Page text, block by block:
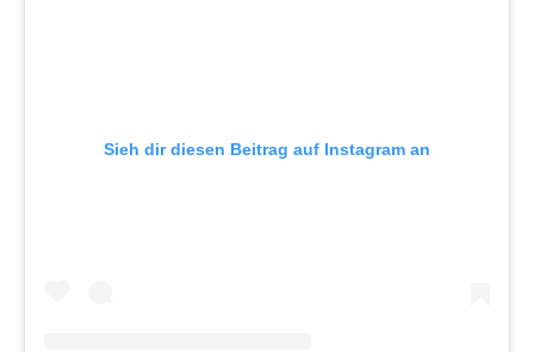
Sieh dir diesen Beitrag auf Instagram an